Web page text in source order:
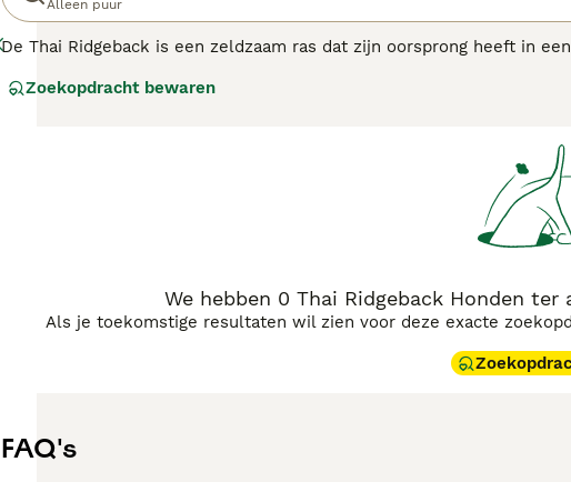
Alleen puur
De Thai Ridgeback is een zeldzaam ras dat zijn oorsprong heeft in
extreem zuivere bloedlijnen en zijn ze altijd zeer gewaardeerd
voor informatie over dit
Zoekopdracht bewaren
We hebben 0 Thai Ridgeback Honden
Als je toekomstige resultaten wil zien voor deze exacte
FAQ's